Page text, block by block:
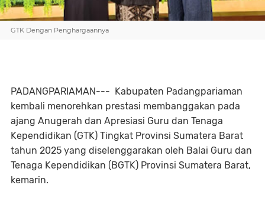
GTK Dengan Penghargaannya
PADANGPARIAMAN--- Kabupaten Padangpariaman
kembali menorehkan prestasi membanggakan pada
ajang Anugerah dan Apresiasi Guru dan Tenaga
Kependidikan (GTK) Tingkat Provinsi Sumatera Barat
tahun 2025 yang diselenggarakan oleh Balai Guru dan
Tenaga Kependidikan (BGTK) Provinsi Sumatera Barat,
kemarin.